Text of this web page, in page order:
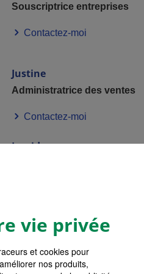
Souscriptrice entreprises
Contactez-moi
Justine
Administratrice des ventes
Contactez-moi
Ingrid
Fabien
Chargé de clientèle
Contactez-moi
vie privée
et cookies pour
nos produits,